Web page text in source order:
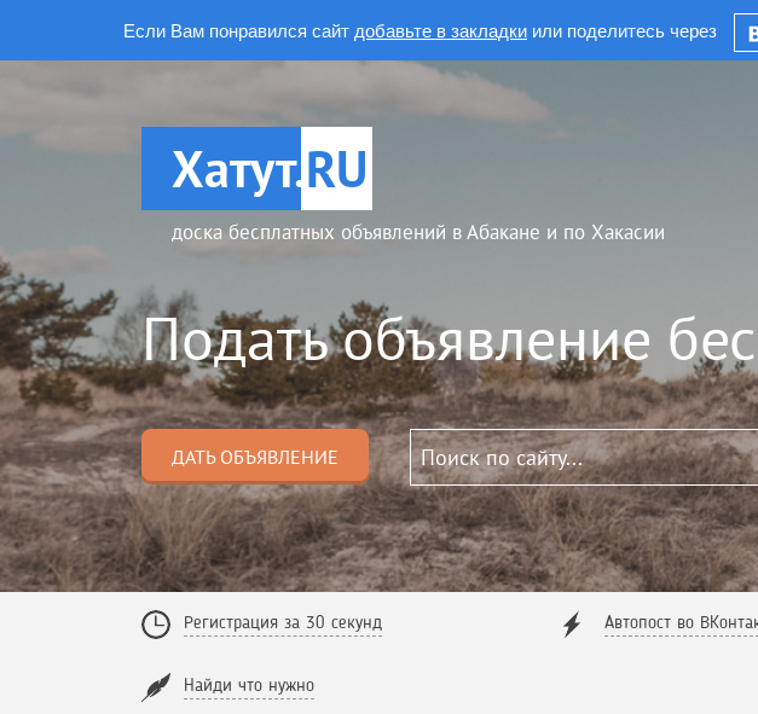
Если Вам понравился сайт добавьте в закладки или поделитесь через
Хатут.RU
доска бесплатных объявлений в Абакане и по Хакасии
Подать объявление
ДАТЬ ОБЪЯВЛЕНИЕ
Регистрация за 30 секунд Автопост во
Найди что нужно